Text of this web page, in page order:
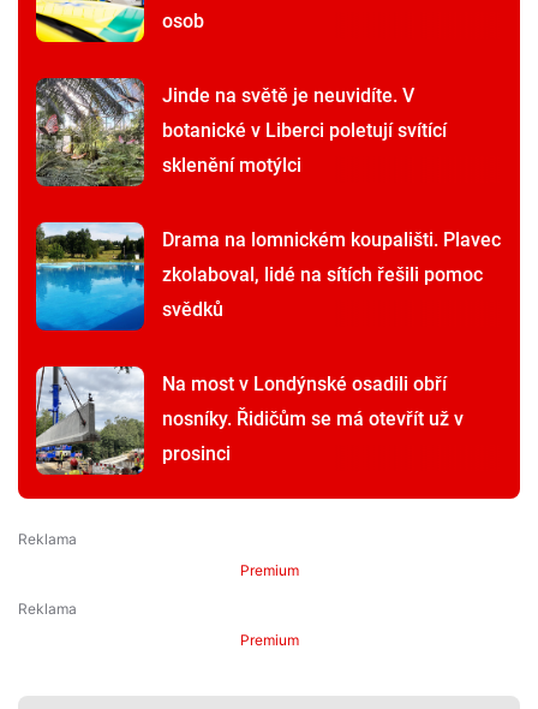
osob
Jinde na světě je neuvidíte. V
botanické v Liberci poletují svítící
sklenění motýlci
Drama na lomnickém koupališti. Plavec
zkolaboval, lidé na sítích řešili pomoc
svědků
Na most v Londýnské osadili obří
nosníky. Řidičům se má otevřít už v
prosinci
Premium
Premium